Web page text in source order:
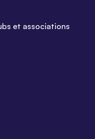
et associations